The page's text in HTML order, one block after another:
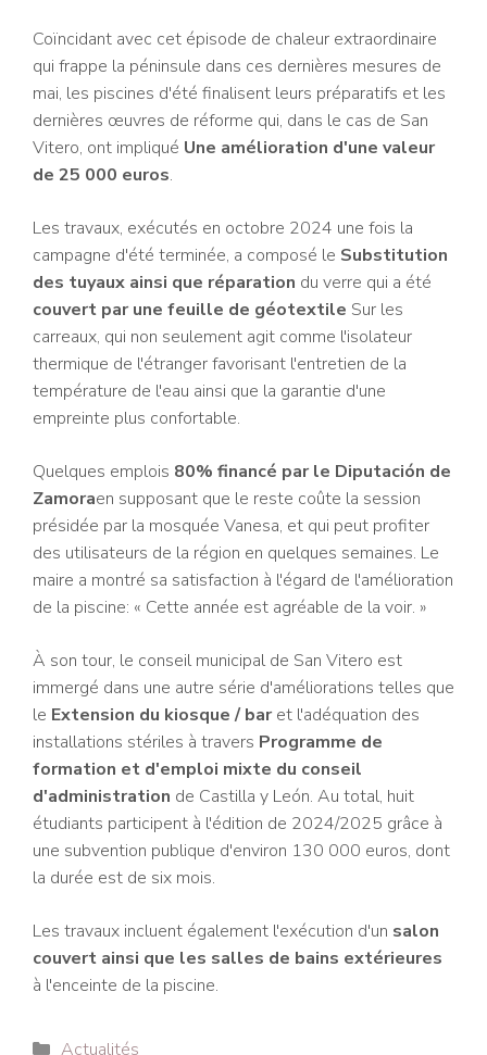
Coïncidant avec cet épisode de chaleur extraordinaire
qui frappe la péninsule dans ces dernières mesures de
mai, les piscines d'été finalisent leurs préparatifs et les
dernières œuvres de réforme qui, dans le cas de San
Vitero, ont impliqué Une amélioration d'une valeur
de 25 000 euros.
Les travaux, exécutés en octobre 2024 une fois la
campagne d'été terminée, a composé le Substitution
des tuyaux ainsi que réparation du verre qui a été
couvert par une feuille de géotextile Sur les
carreaux, qui non seulement agit comme l'isolateur
thermique de l'étranger favorisant l'entretien de la
température de l'eau ainsi que la garantie d'une
empreinte plus confortable.
Quelques emplois 80% financé par le Diputación de
Zamoraen supposant que le reste coûte la session
présidée par la mosquée Vanesa, et qui peut profiter
des utilisateurs de la région en quelques semaines. Le
maire a montré sa satisfaction à l'égard de l'amélioration
de la piscine: « Cette année est agréable de la voir. »
À son tour, le conseil municipal de San Vitero est
immergé dans une autre série d'améliorations telles que
le Extension du kiosque / baret l'adéquation des
installations stériles à travers Programme de
formation et d'emploi mixte du conseil
d'administration de Castilla y León. Au total, huit
étudiants participent à l'édition de 2024/2025 grâce à
une subvention publique d'environ 130 000 euros, dont
la durée est de six mois.
Les travaux incluent également l'exécution d'un salon
couvert ainsi que les salles de bains extérieures
à l'enceinte de la piscine.
Catégories
Actualités